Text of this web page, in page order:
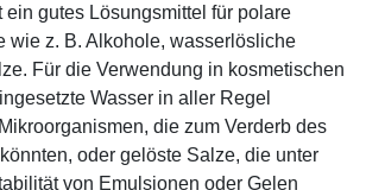
ein gutes Lösungsmittel für polare
wie z. B. Alkohole, wasserlösliche
Für die Verwendung in kosmetischen
Wasser in aller Regel
die zum Verderb des
oder gelöste Salze, die unter
von Emulsionen oder Gelen